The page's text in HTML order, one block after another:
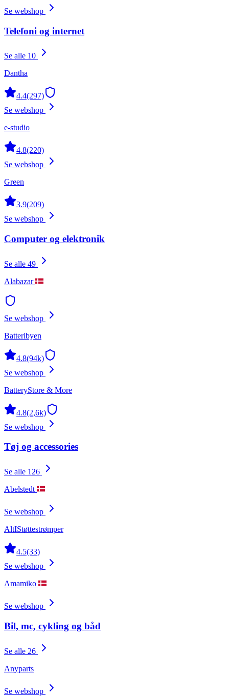
Se webshop
Telefoni og internet
Se alle 10
Dantha
4.4(297)
Se webshop
e-studio
4.8(220)
Se webshop
Green
3.9(209)
Se webshop
Computer og elektronik
Se alle 49
Alabazar
Se webshop
Batteribyen
4.8(94k)
Se webshop
BatteryStore & More
4.8(2,6k)
Se webshop
Tøj og accessories
Se alle 126
Abelstedt
Se webshop
AltIStøttestrømper
4.5(33)
Se webshop
Amamiko
Se webshop
Bil, mc, cykling og båd
Se alle 26
Anyparts
Se webshop